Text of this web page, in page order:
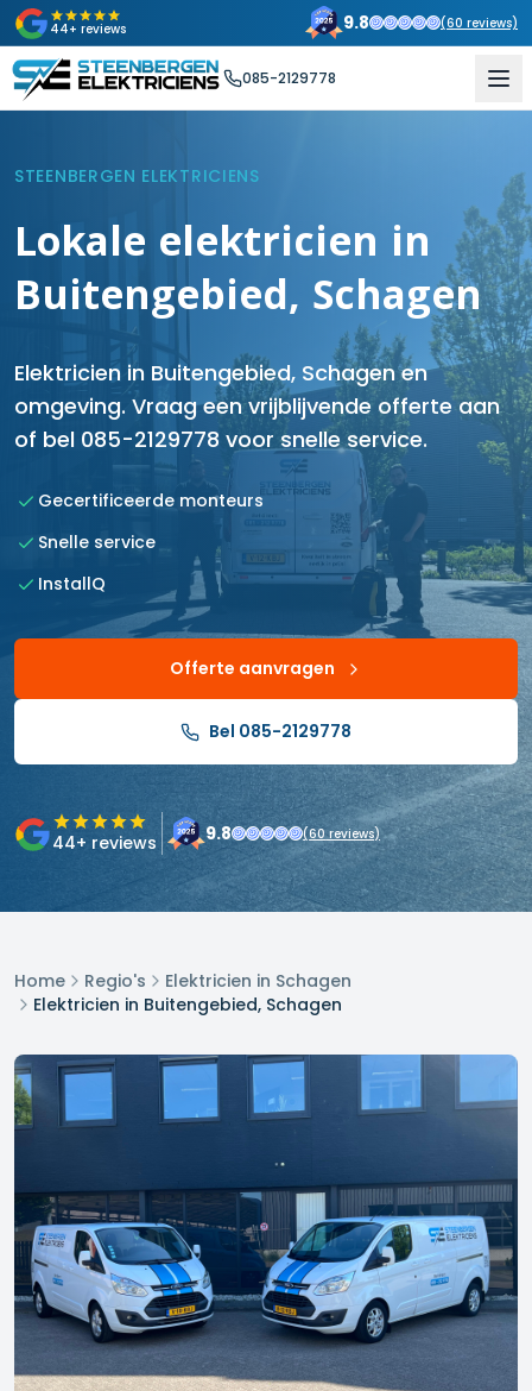
44+ reviews 9.8 (60 reviews)
085-2129778
STEENBERGEN ELEKTRICIENS
Lokale elektricien in
Buitengebied, Schagen
Elektricien in Buitengebied, Schagen en
omgeving. Vraag een vrijblijvende offerte aan
of bel 085-2129778 voor snelle service.
Gecertificeerde monteurs
Snelle service
InstallQ
Offerte aanvragen
Bel 085-2129778
44+ reviews 9.8 (60reviews)
Home Regio's
Elektricien in Schagen
Elektricien in Buitengebied, Schagen